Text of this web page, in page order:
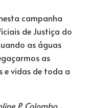
campanha
de Justiça do
as águas
as
e vidas de toda a
P. Colombo